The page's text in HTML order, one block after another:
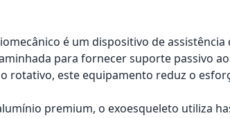
é um dispositivo de
para fornecer suporte passivo
rotativo, este equipamento reduz o
premium, o exoesqueleto utiliza